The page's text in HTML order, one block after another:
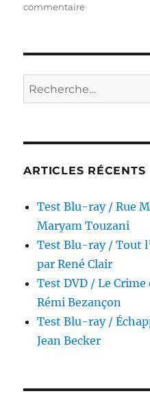
commentairesur
Sherlock
Holmes
attaque
par
Herbert
Recherche
pour :
ARTICLES RÉCENTS
Test Blu-ray / Rue
Maryam Touzani
Test Blu-ray / Tout
par René Clair
Test DVD / Le
Rémi Bezançon
Test Blu-ray /
Jean Becker